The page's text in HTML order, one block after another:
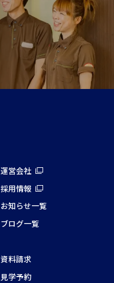
運営会社
採用情報
お知らせ一覧
ブログ一覧
資料請求
見学予約